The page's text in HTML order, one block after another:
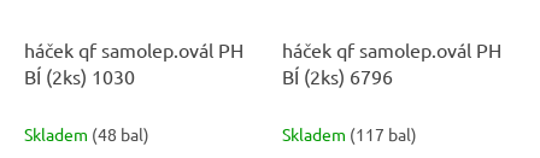
háček qf samolep.ovál PH
BÍ (2ks) 1030
Skladem (48 bal)
háček qf samolep.ovál PH
BÍ (2ks) 6796
Skladem (117 bal)